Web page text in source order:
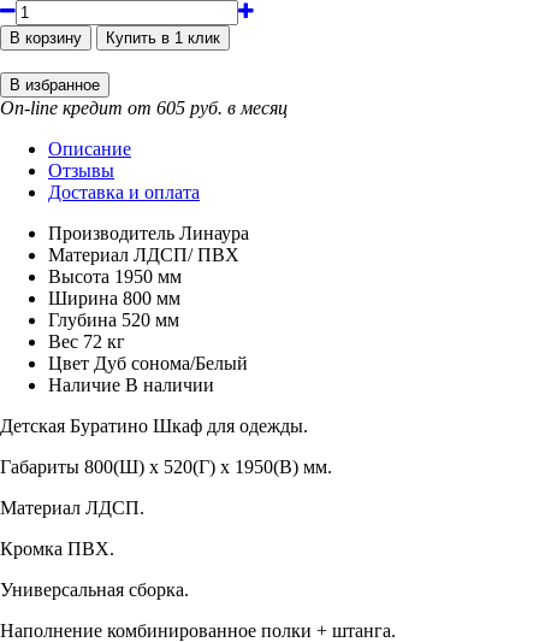
On-line кредит от 605 руб. в месяц
Описание
Отзывы
Доставка и оплата
Производитель Линаура
Материал ЛДСП/ ПВХ
Высота 1950 мм
Ширина 800 мм
Глубина 520 мм
Вес 72 кг
Цвет Дуб сонома/Белый
Наличие В наличии
Детская Буратино Шкаф для одежды.
Габариты 800(Ш) х 520(Г) х 1950(В) мм.
Материал ЛДСП.
Кромка ПВХ.
Универсальная сборка.
Наполнение комбинированное полки + штанга.